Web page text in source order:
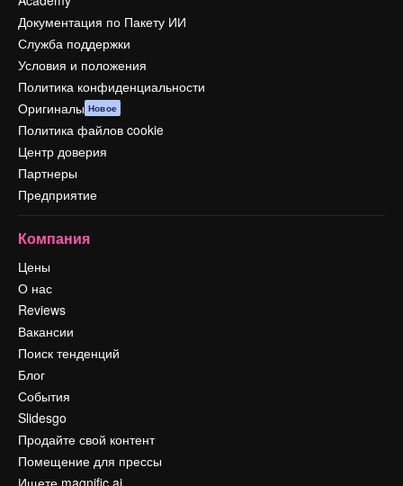
Документация по Пакету ИИ
Служба поддержки
Условия и положения
Политика конфиденциальности
Оригиналы Новое
Политика файлов cookie
Центр доверия
Партнеры
Предприятие
Компания
Цены
О нас
Reviews
Вакансии
Поиск тенденций
Блог
События
Slidesgo
Продайте свой контент
Помещение для прессы
Ищете magnific.ai